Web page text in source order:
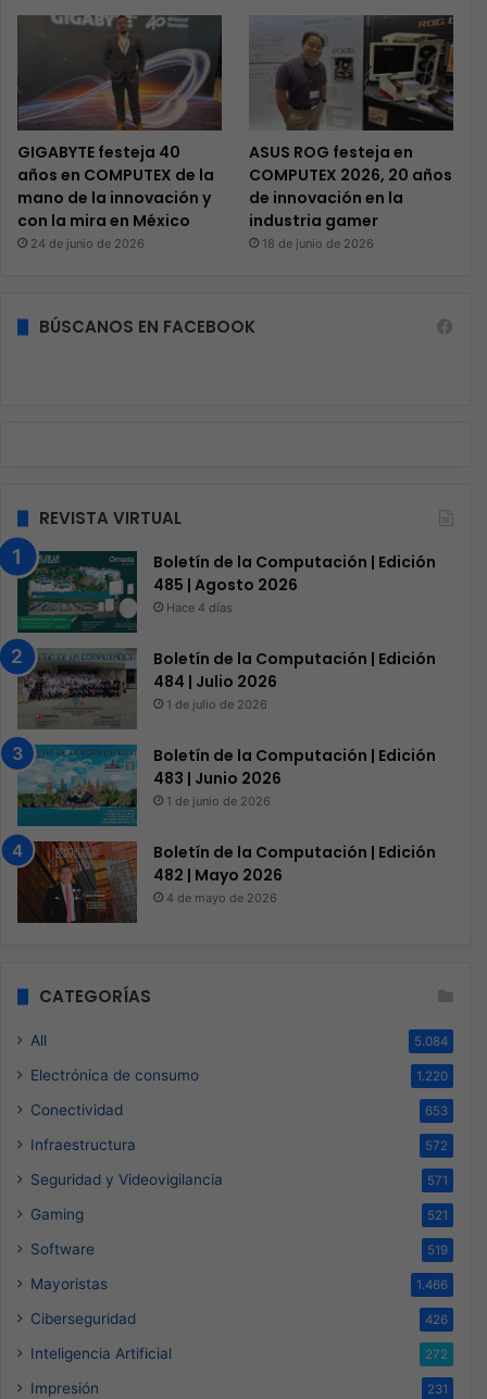
GIGABYTE festeja 40
años en COMPUTEX de la
mano de la innovación y
con la mira en México
24 de junio de 2026
ASUS ROG festeja en
COMPUTEX 2026, 20 años
de innovación en la
industria gamer
18 de junio de 2026
BÚSCANOS EN FACEBOOK
REVISTA VIRTUAL
Boletín de la Computación | Edición
485 | Agosto 2026
Hace 4 días
Boletín de la Computación | Edición
484 | Julio 2026
1 de julio de 2026
Boletín de la Computación | Edición
483 | Junio 2026
1 de junio de 2026
Boletín de la Computación | Edición
482 | Mayo 2026
4 de mayo de 2026
CATEGORÍAS
All 5.084
Electrónica de consumo 1.220
Conectividad 653
Infraestructura 572
Seguridad y Videovigilancia 571
Gaming 521
Software 519
Mayoristas 1.466
Ciberseguridad 426
Inteligencia Artificial 272
Impresión 231